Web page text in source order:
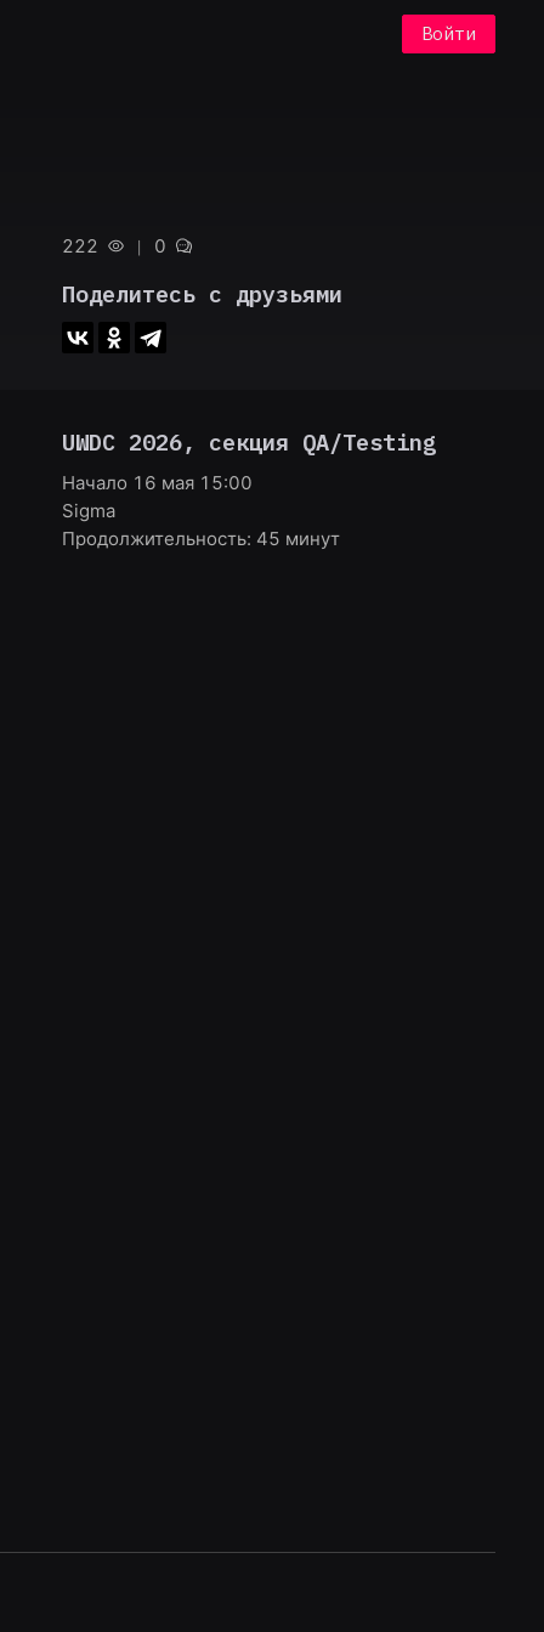
Войти
222 0
Поделитесь с друзьями
UWDC 2026, секция QA/Testing
Начало 16 мая 15:00
Sigma
Продолжительность: 45 минут